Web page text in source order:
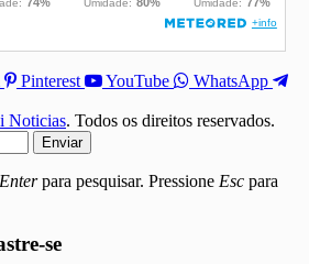
Pinterest YouTube
WhatsApp
Noticias. Todos os direitos reservados.
Enviar
Enterpara pesquisar. Pressione Esc para
se